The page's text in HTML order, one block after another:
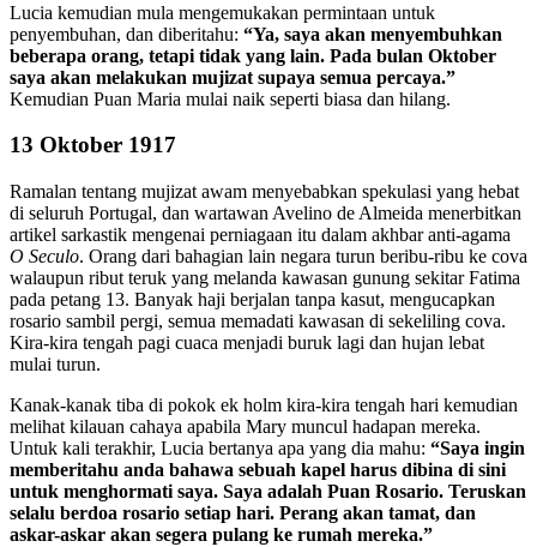
Lucia kemudian mula mengemukakan permintaan untuk
penyembuhan, dan diberitahu: “Ya, saya akan menyembuhkan
beberapa orang, tetapi tidak yang lain. Pada bulan Oktober
saya akan melakukan mujizat supaya semua percaya.”
Kemudian Puan Maria mulai naik seperti biasa dan hilang.
13 Oktober 1917
Ramalan tentang mujizat awam menyebabkan spekulasi yang hebat
di seluruh Portugal, dan wartawan Avelino de Almeida menerbitkan
artikel sarkastik mengenai perniagaan itu dalam akhbar anti-agama
O Seculo. Orang dari bahagian lain negara turun beribu-ribu ke cova
walaupun ribut teruk yang melanda kawasan gunung sekitar Fatima
pada petang 13. Banyak haji berjalan tanpa kasut, mengucapkan
rosario sambil pergi, semua memadati kawasan di sekeliling cova.
Kira-kira tengah pagi cuaca menjadi buruk lagi dan hujan lebat
mulai turun.
Kanak-kanak tiba di pokok ek holm kira-kira tengah hari kemudian
melihat kilauan cahaya apabila Mary muncul hadapan mereka.
Untuk kali terakhir, Lucia bertanya apa yang dia mahu: “Saya ingin
memberitahu anda bahawa sebuah kapel harus dibina di sini
untuk menghormati saya. Saya adalah Puan Rosario. Teruskan
selalu berdoa rosario setiap hari. Perang akan tamat, dan
askar-askar akan segera pulang ke rumah mereka.”